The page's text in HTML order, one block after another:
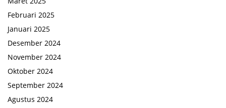
Februari 2025
Januari 2025
Desember 2024
November 2024
Oktober 2024
September 2024
Agustus 2024